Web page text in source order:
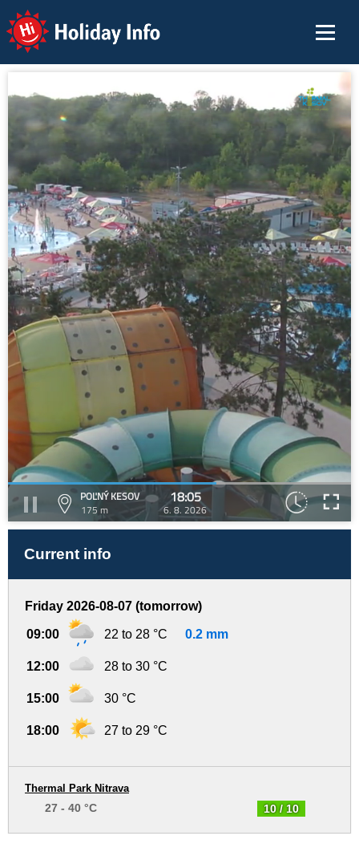
Holiday Info
POĽNÝ KESOV
175 m
18:05
6. 8. 2026
Current info
Friday 2026-08-07 (tomorrow)
09:00 22 to 28 °C 0.2 mm
12:00 28 to 30 °C
15:00 30 °C
18:00 27 to 29 °C
10 / 10
Thermal Park Nitrava
27 - 40 °C